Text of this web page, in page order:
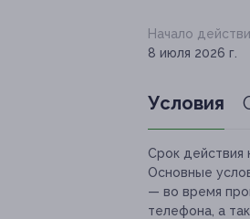
Начало
8 июля 2026 г.
Условия
Срок действия
Основные
— во время
телефона, а